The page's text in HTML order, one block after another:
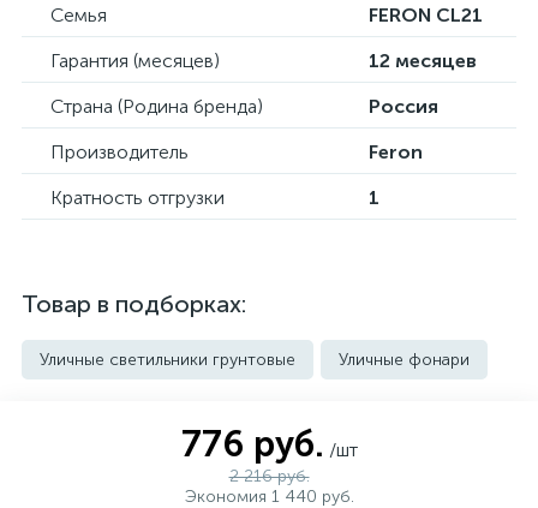
Семья
FERON CL21
Гарантия (месяцев)
12 месяцев
Страна (Родина бренда)
Россия
Производитель
Feron
Кратность отгрузки
1
Товар в подборках:
Уличные светильники грунтовые Уличные фонари
776 руб. /шт
2 216 руб.
Экономия 1 440 руб.